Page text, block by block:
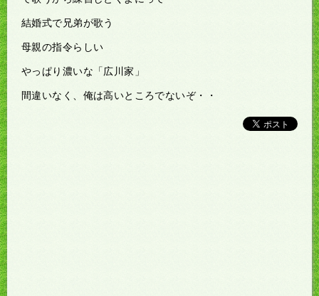
結婚式で兄弟が歌う
母親の指令らしい
やっぱり濃いな「広川家」
間違いなく、俺は高いところでないぞ・・